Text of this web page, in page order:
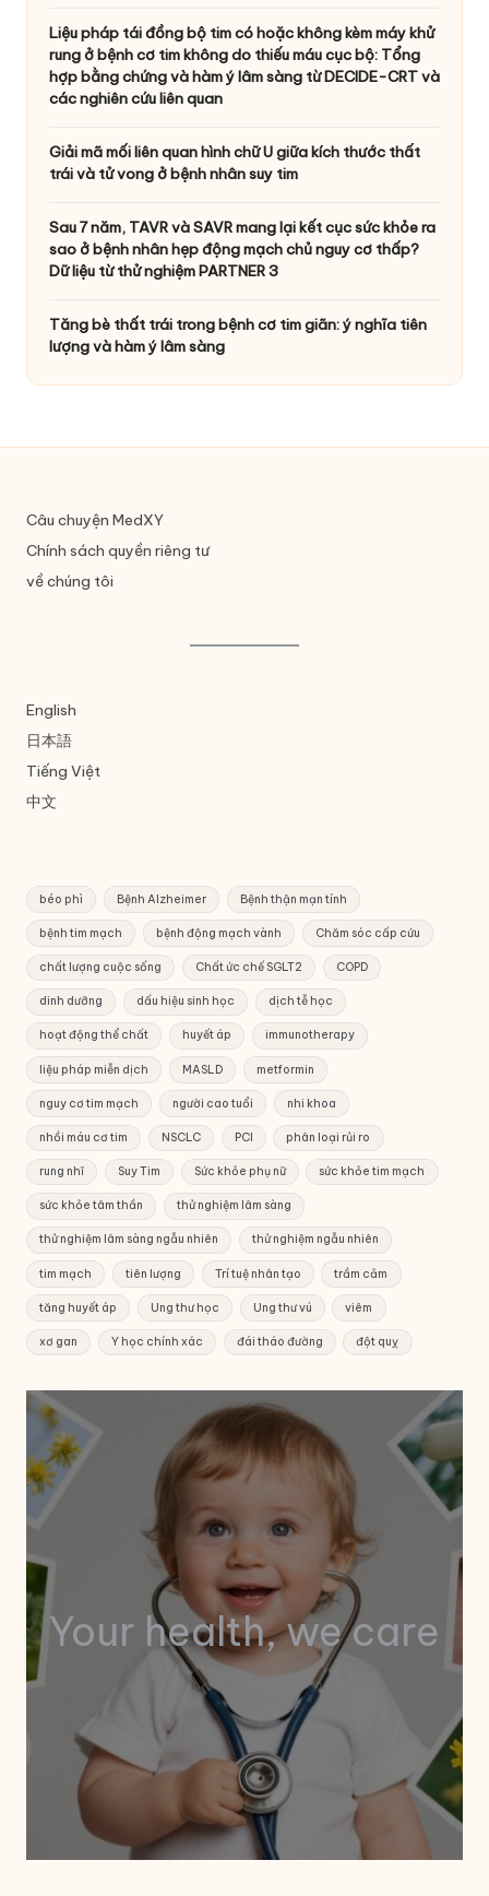
Liệu pháp tái đồng bộ tim có hoặc không kèm máy khử
rung ở bệnh cơ tim không do thiếu máu cục bộ: Tổng
hợp bằng chứng và hàm ý lâm sàng từ DECIDE-CRT và
các nghiên cứu liên quan
Giải mã mối liên quan hình chữ U giữa kích thước thất
trái và tử vong ở bệnh nhân suy tim
Sau 7 năm, TAVR và SAVR mang lại kết cục sức khỏe ra
sao ở bệnh nhân hẹp động mạch chủ nguy cơ thấp?
Dữ liệu từ thử nghiệm PARTNER 3
Tăng bè thất trái trong bệnh cơ tim giãn: ý nghĩa tiên
lượng và hàm ý lâm sàng
Câu chuyện MedXY
Chính sách quyền riêng tư
về chúng tôi
English
日本語
Tiếng Việt
中文
béo phì Bệnh Alzheimer Bệnh thận mạn tính
bệnh tim mạch bệnh động mạch vành Chăm sóc cấp cứu
chất lượng cuộc sống Chất ức chế SGLT2 COPD
dinh dưỡng dấu hiệu sinh học dịch tễ học
hoạt động thể chất huyết áp immunotherapy
liệu pháp miễn dịch MASLD metformin
nguy cơ tim mạch người cao tuổi nhi khoa
nhồi máu cơ tim NSCLC PCI phân loại rủi ro
rung nhĩ Suy Tim Sức khỏe phụ nữ sức khỏe tim mạch
sức khỏe tâm thần thử nghiệm lâm sàng
thử nghiệm lâm sàng ngẫu nhiên thử nghiệm ngẫu nhiên
tim mạch tiên lượng Trí tuệ nhân tạo trầm cảm
tăng huyết áp Ung thư học Ung thư vú viêm
xơ gan Y học chính xác đái tháo đường đột quỵ
Your health, we care